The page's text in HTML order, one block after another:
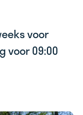
voor
voor 09:00